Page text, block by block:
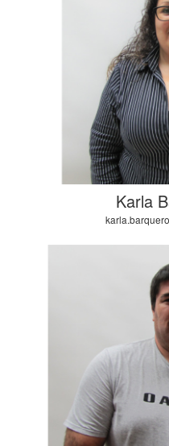
Karla